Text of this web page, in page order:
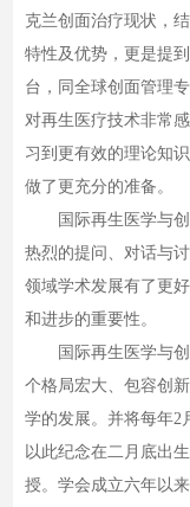
克兰创面治疗现状，
特性及优势，更是提
台，同全球创面管理
对再生医疗技术非常
习到更有效的理论知
做了更充分的准备。
国际再生医学与创
热烈的提问、对话与
领域学术发展有了更
和进步的重要性。
国际再生医学与创
个格局宏大、包容创
学的发展。并将每年2
以此纪念在二月底出
授。学会成立六年以